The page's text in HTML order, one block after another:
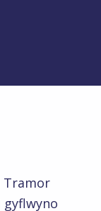
Tramor
gyflwyno